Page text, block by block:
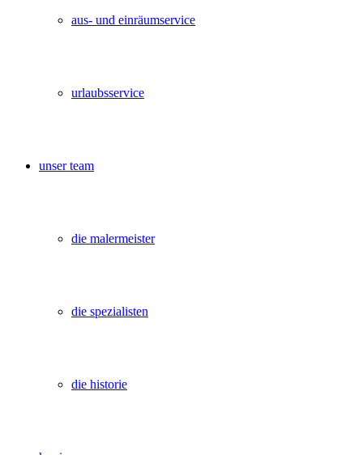
aus- und einräumservice
urlaubsservice
unser team
die malermeister
die spezialisten
die historie